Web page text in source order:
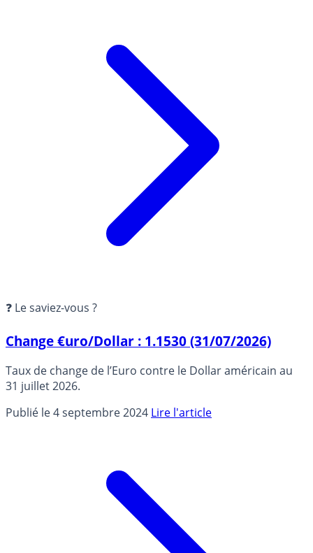
❓ Le saviez-vous ?
Change €uro/Dollar : 1.1530 (31/07/2026)
Taux de change de l’Euro contre le Dollar américain au
31 juillet 2026.
Publié le 4 septembre 2024 Lire l'article